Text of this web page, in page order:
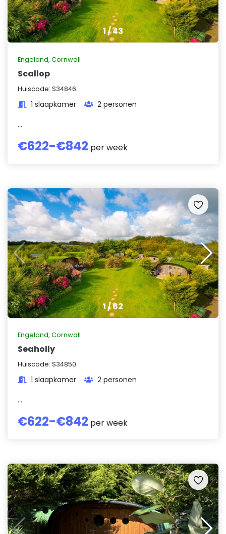
1/43
Engeland, Cornwall
Scallop
Huiscode: S34846
1 slaapkamer
2 personen
...
€622-€842 per week
1/62
Engeland, Cornwall
Seaholly
Huiscode: S34850
1 slaapkamer
2 personen
...
€622-€842 per week